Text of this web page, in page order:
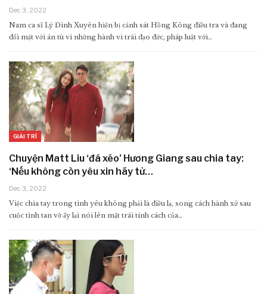
Dec 3, 2022
Nam ca sĩ Lý Đình Xuyên hiện bị cảnh sát Hồng Kông điều tra và đang
đối mặt với án tù vì những hành vi trái đạo đức, pháp luật với…
GIẢI TRÍ
Chuyện Matt Liu ‘đá xéo’ Hương Giang sau chia tay:
‘Nếu không còn yêu xin hãy tử…
Dec 3, 2022
Việc chia tay trong tình yêu không phải là điều lạ, song cách hành xử sau
cuộc tình tan vỡ ấy lại nói lên mặt trái tính cách của…